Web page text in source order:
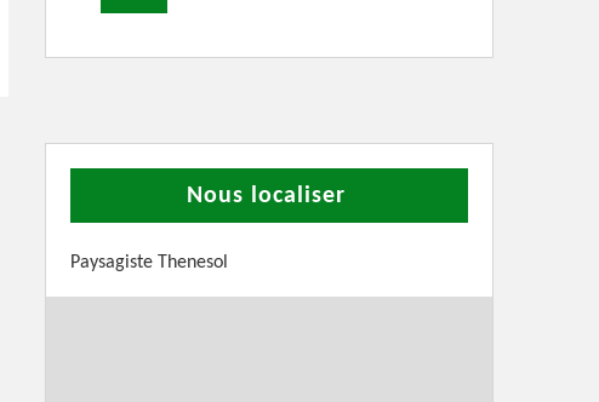
Nous localiser
Paysagiste Thenesol